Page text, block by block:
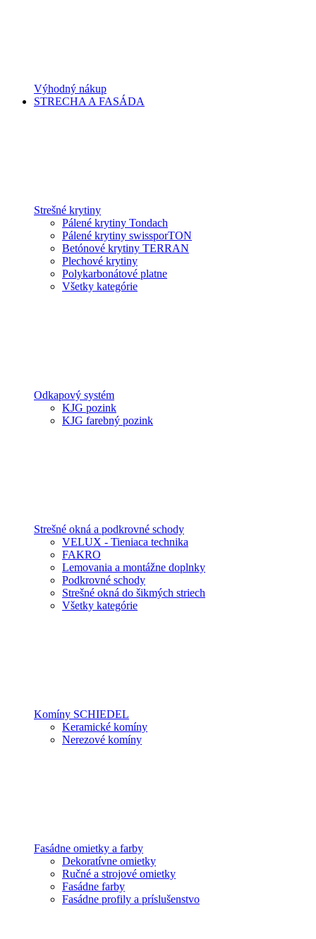
Výhodný nákup
STRECHA A FASÁDA
Strešné krytiny
Pálené krytiny Tondach
Pálené krytiny swissporTON
Betónové krytiny TERRAN
Plechové krytiny
Polykarbonátové platne
Všetky kategórie
Odkapový systém
KJG pozink
KJG farebný pozink
Strešné okná a podkrovné schody
VELUX - Tieniaca technika
FAKRO
Lemovania a montážne doplnky
Podkrovné schody
Strešné okná do šikmých striech
Všetky kategórie
Komíny SCHIEDEL
Keramické komíny
Nerezové komíny
Fasádne omietky a farby
Dekoratívne omietky
Ručné a strojové omietky
Fasádne farby
Fasádne profily a príslušenstvo